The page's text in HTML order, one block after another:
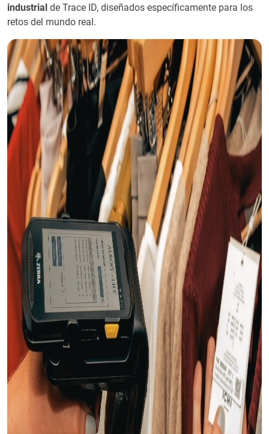
industrial de Trace ID, diseñados específicamente para los
retos del mundo real.